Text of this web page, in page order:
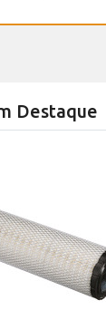
Destaque